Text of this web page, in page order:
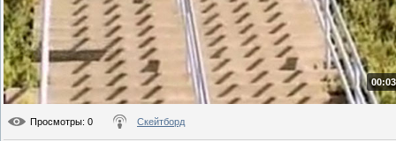
Просмотры: 0 Скейтборд